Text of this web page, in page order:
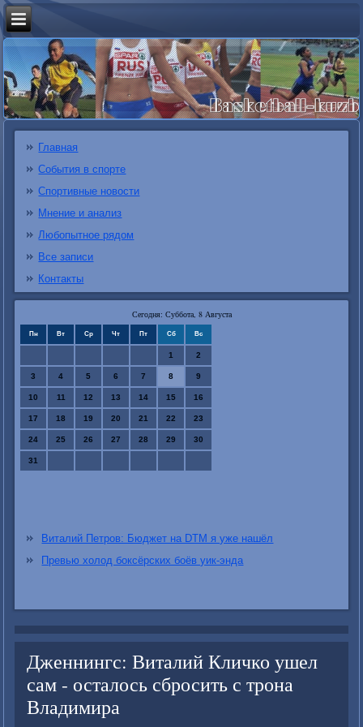
Главная
События в спорте
Спортивные новости
Мнение и анализ
Любопытное рядом
Все записи
Контакты
Сегодня: Суббота, 8 Августа
Пн Вт Ср Чт Пт Сб Вс
1 2
3 4 5 6 7 8 9
10 11 12 13 14 15 16
17 18 19 20 21 22 23
24 25 26 27 28 29 30
31
Виталий Петров: Бюджет на DTM я уже нашёл
Превью холод боксёрских боёв уик-энда
Дженнингс: Виталий Кличко ушел
сам - осталось сбросить с трона
Владимира